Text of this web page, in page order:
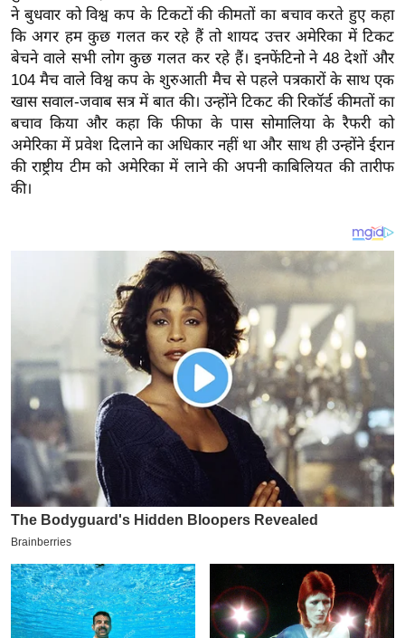
ष
ज्ञ
रा
य
ब
ज
ट
खे
L
2
0
6
क्रा
इ
म
-
पे
प
ने बुधवार को विश्व कप के टिकटों की कीमतों का बचाव करते हुए कहा
कि अगर हम कुछ गलत कर रहे हैं तो शायद उत्तर अमेरिका में टिकट
बेचने वाले सभी लोग कुछ गलत कर रहे हैं। इनफेंटिनो ने 48 देशों और
104 मैच वाले विश्व कप के शुरुआती मैच से पहले पत्रकारों के साथ एक
खास सवाल-जवाब सत्र में बात की। उन्होंने टिकट की रिकॉर्ड कीमतों का
बचाव किया और कहा कि फीफा के पास सोमालिया के रैफरी को
अमेरिका में प्रवेश दिलाने का अधिकार नहीं था और साथ ही उन्होंने ईरान
की राष्ट्रीय टीम को अमेरिका में लाने की अपनी काबिलियत की तारीफ
की।